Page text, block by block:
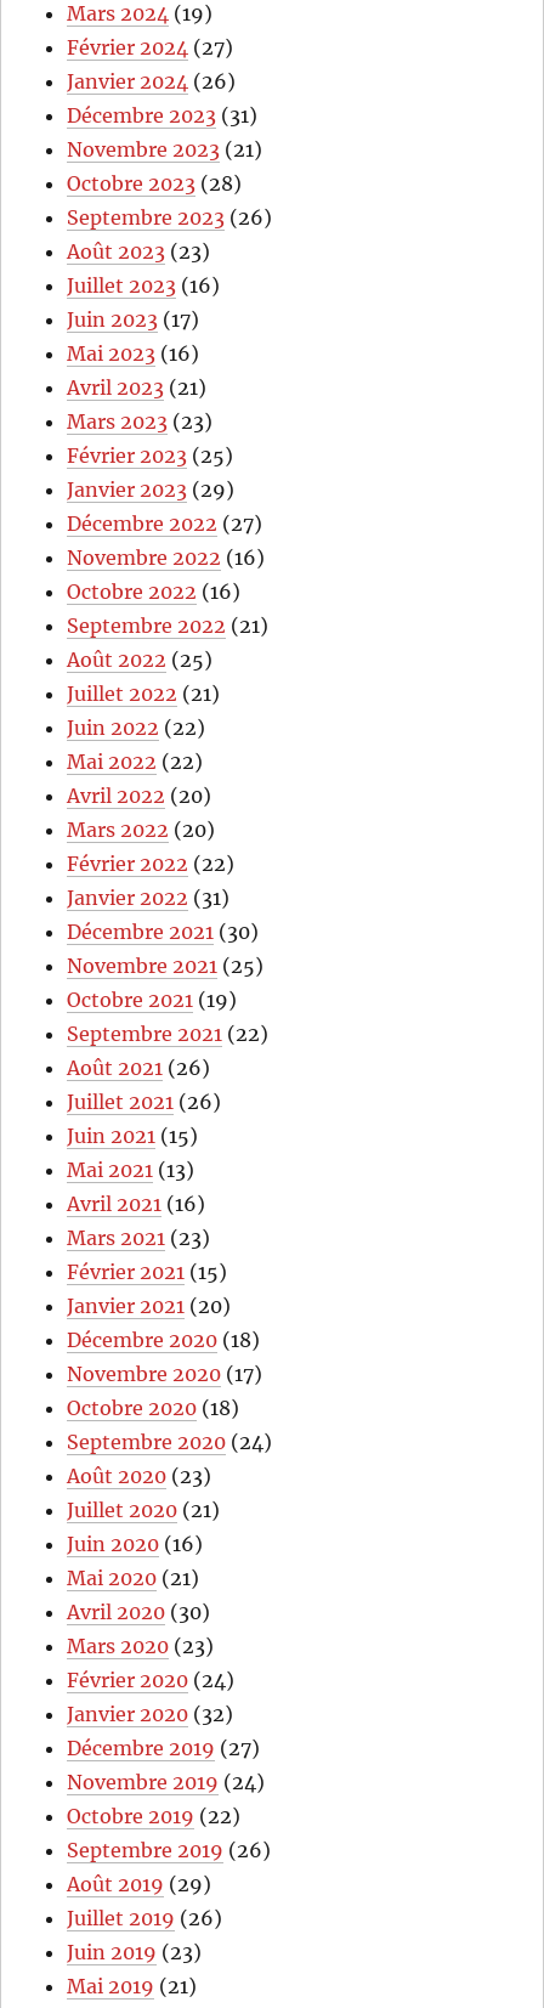
Mars 2024 (19)
Février 2024 (27)
Janvier 2024 (26)
Décembre 2023 (31)
Novembre 2023 (21)
Octobre 2023 (28)
Septembre 2023 (26)
Août 2023 (23)
Juillet 2023 (16)
Juin 2023 (17)
Mai 2023 (16)
Avril 2023 (21)
Mars 2023 (23)
Février 2023 (25)
Janvier 2023 (29)
Décembre 2022 (27)
Novembre 2022 (16)
Octobre 2022 (16)
Septembre 2022 (21)
Août 2022 (25)
Juillet 2022 (21)
Juin 2022 (22)
Mai 2022 (22)
Avril 2022 (20)
Mars 2022 (20)
Février 2022 (22)
Janvier 2022 (31)
Décembre 2021 (30)
Novembre 2021 (25)
Octobre 2021 (19)
Septembre 2021 (22)
Août 2021 (26)
Juillet 2021 (26)
Juin 2021 (15)
Mai 2021 (13)
Avril 2021 (16)
Mars 2021 (23)
Février 2021 (15)
Janvier 2021 (20)
Décembre 2020 (18)
Novembre 2020 (17)
Octobre 2020 (18)
Septembre 2020 (24)
Août 2020 (23)
Juillet 2020 (21)
Juin 2020 (16)
Mai 2020 (21)
Avril 2020 (30)
Mars 2020 (23)
Février 2020 (24)
Janvier 2020 (32)
Décembre 2019 (27)
Novembre 2019 (24)
Octobre 2019 (22)
Septembre 2019 (26)
Août 2019 (29)
Juillet 2019 (26)
Juin 2019 (23)
Mai 2019 (21)